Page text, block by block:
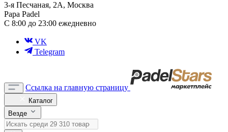
3-я Песчаная, 2А, Москва
Papa Padel
С 8:00 до 23:00 ежедневно
VK
Telegram
Ссылка на главную страницу
Каталог
Везде